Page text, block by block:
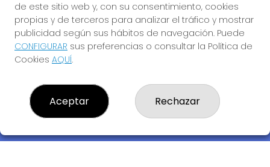
Descubre la buena suerte de La Bruja Juli
de este sitio web y, con su consentimiento, cookies
propias y de terceros para analizar el tráfico y mostrar
publicidad según sus hábitos de navegación. Puede
CONFIGURAR sus preferencias o consultar la Política de
Cookies AQUÍ.
Aceptar Rechazar